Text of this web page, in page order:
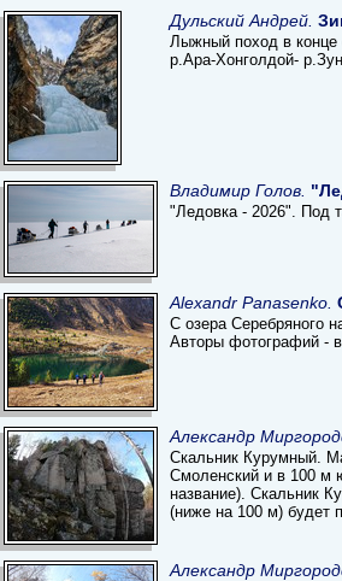
Дульский Андрей.
Лыжный поход в конце
р.Ара-Хонголдой-
Владимир Голов.
"Ледовка - 2026". Под
Alexandr Panasenko.
С озера Серебряного
Авторы фотографий -
Александр
Скальник Курумный.
Смоленский и в 100 м
название). Скальник
(ниже на 100 м) будет
Александр